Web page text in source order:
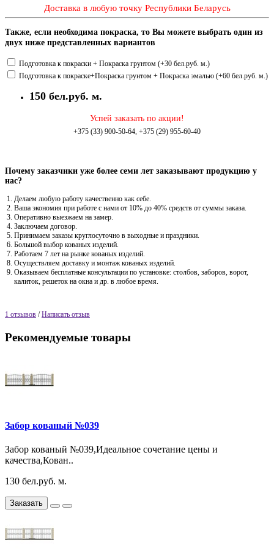
Доставка в любую точку Республики Беларусь
Также, если необходима покраска, то Вы можете выбрать один из
двух ниже представленных вариантов
Подготовка к покраски + Покраска грунтом (+30 бел.руб. м.)
Подготовка к покраске+Покраска грунтом + Покраска эмалью (+60 бел.руб. м.)
150 бел.руб. м.
Успей заказать по акции!
+375 (33) 900-50-64, +375 (29) 955-60-40
Почему заказчики уже более семи лет заказывают продукцию у
нас?
Делаем любую работу качественно как себе.
Ваша экономия при работе с нами от 10% до 40% средств от суммы заказа.
Оперативно выезжаем на замер.
Заключаем договор.
Принимаем заказы круглосуточно в выходные и праздники.
Большой выбор кованых изделий.
Работаем 7 лет на рынке кованых изделий.
Осуществляем доставку и монтаж кованых изделий.
Оказываем бесплатные консультации по установке: столбов, заборов, ворот,
калиток, решеток на окна и др. в любое время.
1 отзывов /Написать отзыв
Рекомендуемые товары
Забор кованый №039
Забор кованый №039,Идеальное сочетание цены и
качества,Кован..
130 бел.руб. м.
Заказать